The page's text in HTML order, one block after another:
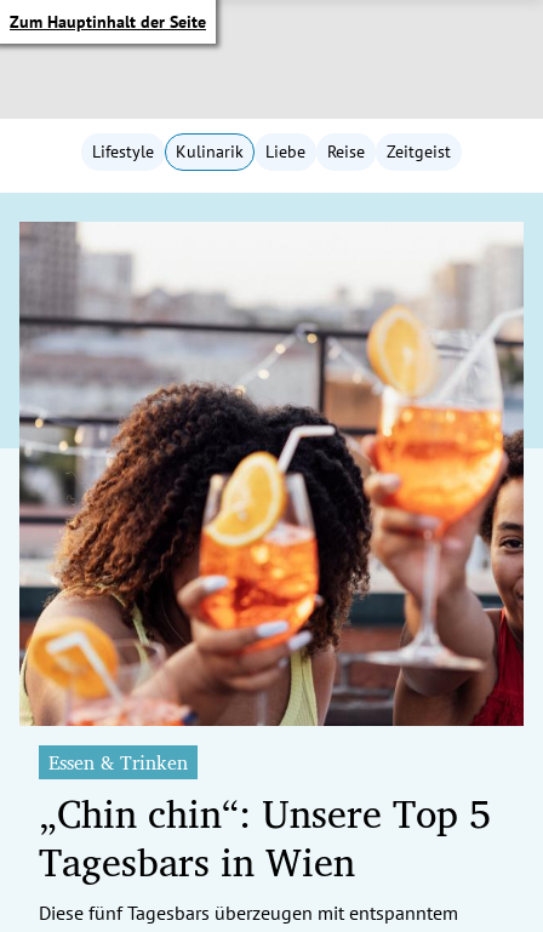
Zum Hauptinhalt der Seite
Untermenü
Untermenü
Untermenü
Untermenü
Untermenü
Untermenü
Untermenü
Untermenü
Lifestyle Kulinarik Liebe Reise Zeitgeist
Essen & Trinken
„Chin chin“: Unsere Top 5
Tagesbars in Wien
Diese fünf Tagesbars überzeugen mit entspanntem